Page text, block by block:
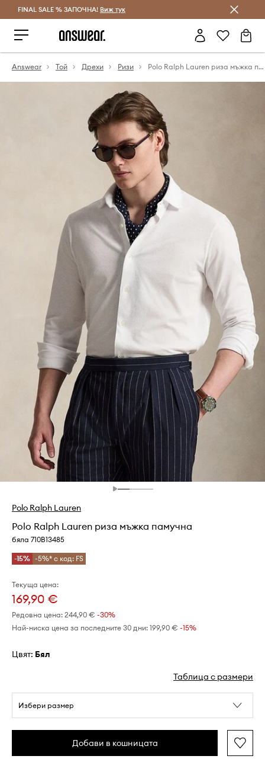
Спестявай с Answear Club
FINAL SALE % ЗАПОЧНА! Виж тук
Answear Той Дрехи Ризи Polo Ralph Lauren риза мъжка памучна
Polo Ralph Lauren
Polo Ralph Lauren риза мъжка памучна
бяла 710B13485
-15% -5%* с код: FS
Текуща цена:
169,90 €
Редовна цена: 244,90 € -30%
Най-ниска цена за последните 30 дни: 199,90 € -15%
Цвят: бял
Таблица с размери
Избери размер
Добави в кошницата